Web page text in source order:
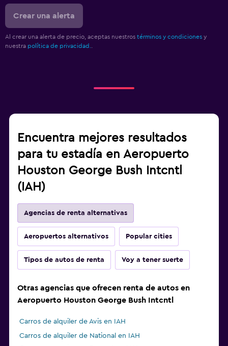
Crear una alerta
Al crear una alerta de precio, aceptas nuestros términos y condiciones y
nuestra política de privacidad..
Encuentra mejores resultados
para tu estadía en Aeropuerto
Houston George Bush Intcntl
(IAH)
Agencias de renta alternativas
Aeropuertos alternativos Popular cities
Tipos de autos de renta Voy a tener suerte
Otras agencias que ofrecen renta de autos en
Aeropuerto Houston George Bush Intcntl
Carros de alquiler de Avis en IAH
Carros de alquiler de National en IAH